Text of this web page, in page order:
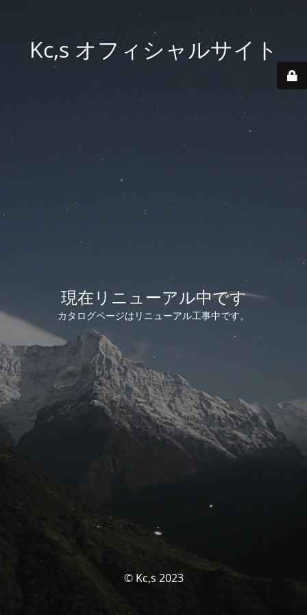
Kc,s オフィシャルサイト
現在リニューアル中です
カタログページはリニューアル工事中です。
© Kc,s 2023